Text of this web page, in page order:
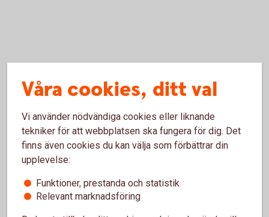
utbetalning
Orange kuvert
Våra cookies, ditt val
Vi använder nödvändiga cookies eller liknande
tekniker för att webbplatsen ska fungera för dig. Det
finns även cookies du kan välja som förbättrar din
upplevelse:
Funktioner, prestanda och statistik
Relevant marknadsföring